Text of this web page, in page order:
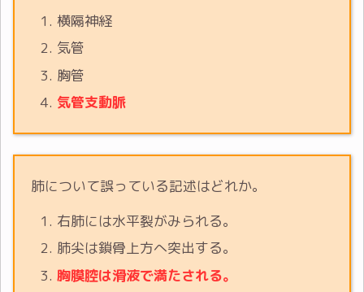
横隔神経
気管
胸管
気管支動脈
肺について誤っている記述はどれか。
右肺には水平裂がみられる。
肺尖は鎖骨上方へ突出する。
胸膜腔は滑液で満たされる。